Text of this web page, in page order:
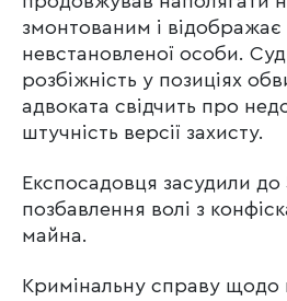
змонтованим і відображає
невстановленої особи.
розбіжність у позиціях
адвоката свідчить про
штучність версії захисту.
Експосадовця засудили до
позбавлення волі з
майна.
Кримінальну справу щодо